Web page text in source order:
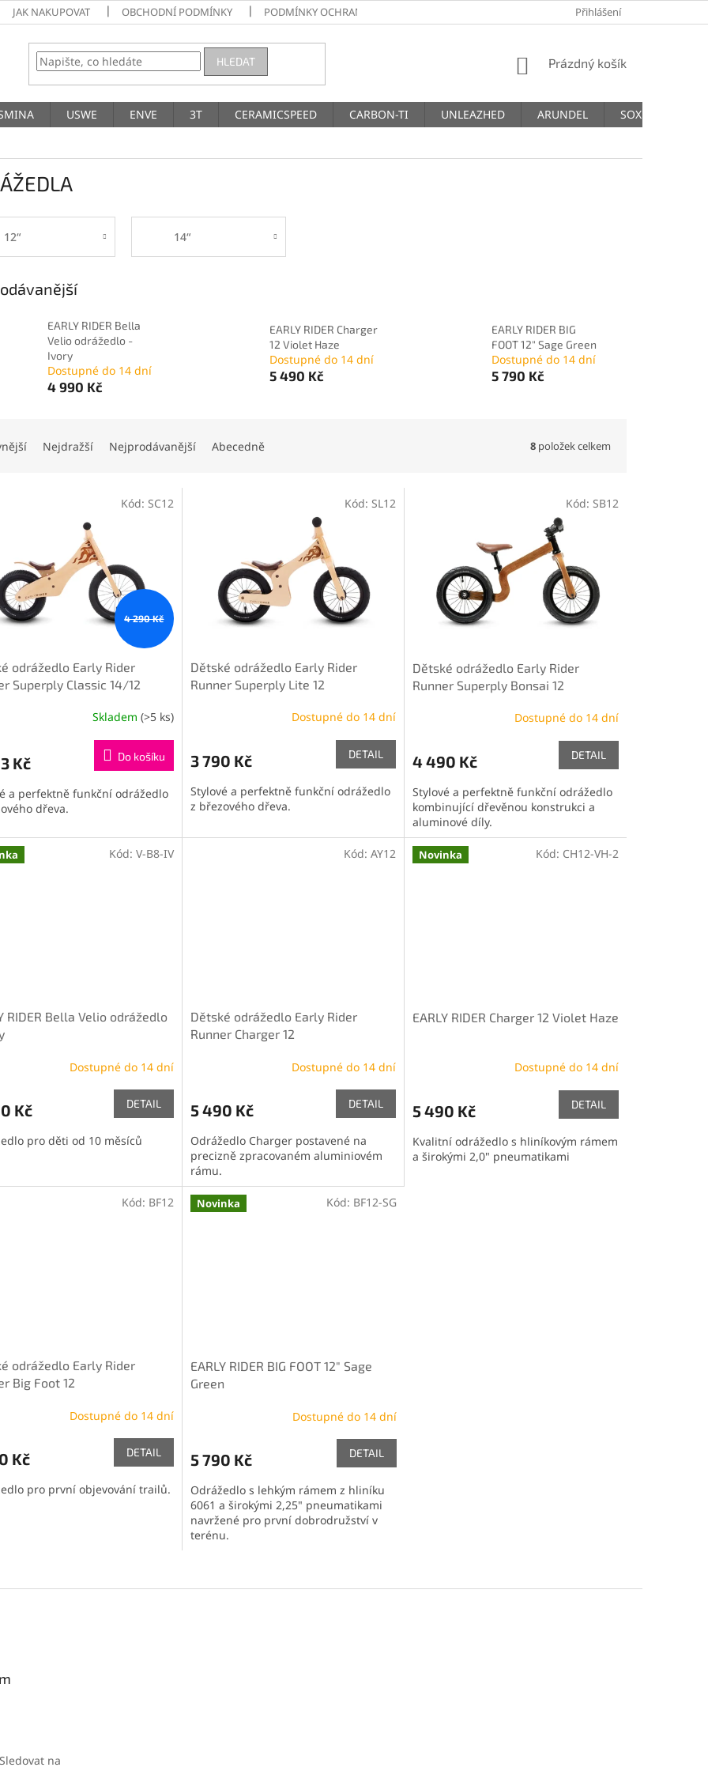
JAK NAKUPOVAT OBCHODNÍ PODMÍNKY PODMÍNKY OCHRANY OSOBNÍCH ÚDAJŮ Přihlášení
HLEDAT
NÁKUPNÍ
Prázdný košík
USWE ENVE 3T CERAMICSPEED CARBON-TI UNLEAZHED ARUNDEL SOX
12“ 14“
EARLY RIDER Bella
Velio odrážedlo -
Ivory
Dostupné do 14 dní
4 990 Kč
EARLY RIDER Charger
12 Violet Haze
Dostupné do 14 dní
5 490 Kč
EARLY RIDER BIG
FOOT 12" Sage Green
Dostupné do 14 dní
5 790 Kč
Nejdražší Nejprodávanější Abecedně 8 položek celkem
4 290 Kč
odrážedlo Early Rider
Superply Classic 14/12
Skladem (>5 ks)
Kč Do košíku
a perfektně funkční odrážedlo
dřeva.
Kód: SC12
Dětské odrážedlo Early Rider
Runner Superply Lite 12
Dostupné do 14 dní
3 790 Kč DETAIL
Stylové a perfektně funkční odrážedlo
z březového dřeva.
Kód: SL12
Dětské odrážedlo Early Rider
Runner Superply Bonsai 12
Dostupné do 14 dní
4 490 Kč DETAIL
Stylové a perfektně funkční odrážedlo
kombinující dřevěnou konstrukci a
aluminové díly.
Kód: SB12
RIDER Bella Velio odrážedlo
Dostupné do 14 dní
Kč DETAIL
pro děti od 10 měsíců
Kód: V-B8-IV
Dětské odrážedlo Early Rider
Runner Charger 12
Dostupné do 14 dní
5 490 Kč DETAIL
Odrážedlo Charger postavené na
precizně zpracovaném aluminiovém
rámu.
Kód: AY12 Novinka
EARLY RIDER Charger 12 Violet Haze
Dostupné do 14 dní
5 490 Kč DETAIL
Kvalitní odrážedlo s hliníkovým rámem
a širokými 2,0" pneumatikami
Kód: CH12-VH-2
odrážedlo Early Rider
Big Foot 12
Dostupné do 14 dní
Kč DETAIL
pro první objevování trailů.
Kód: BF12 Novinka
EARLY RIDER BIG FOOT 12" Sage
Green
Dostupné do 14 dní
5 790 Kč DETAIL
Odrážedlo s lehkým rámem z hliníku
6061 a širokými 2,25" pneumatikami
navržené pro první dobrodružství v
terénu.
Kód: BF12-SG
v
Sledovat na